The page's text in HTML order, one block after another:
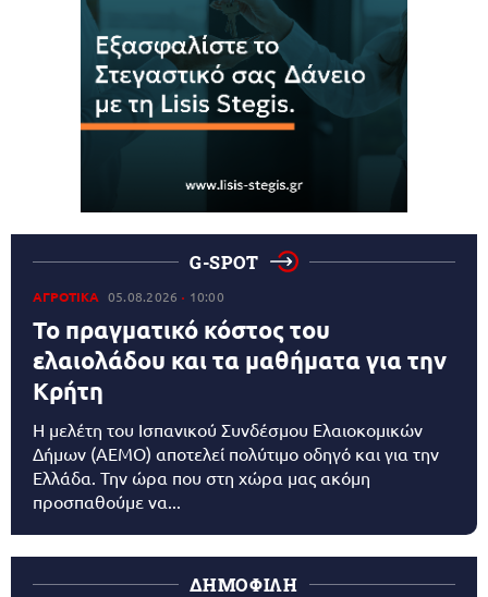
G-SPOT
ΑΓΡΟΤΙΚΑ 05.08.2026 10:00
Το πραγματικό κόστος του
ελαιολάδου και τα μαθήματα για την
Κρήτη
Η μελέτη του Ισπανικού Συνδέσμου Ελαιοκομικών
Δήμων (AEMO) αποτελεί πολύτιμο οδηγό και για την
Ελλάδα. Την ώρα που στη χώρα μας ακόμη
προσπαθούμε να...
ΔΗΜΟΦΙΛΗ